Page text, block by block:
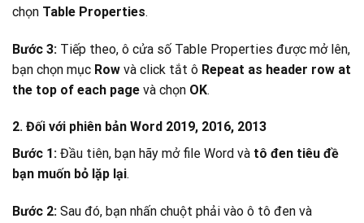
chọn Table Properties.
Bước 3: Tiếp theo, ô cửa số Table Properties được mở lên,
bạn chọn mục Row và click tắt ô Repeat as header row at
the top of each page và chọn OK.
2. Đối với phiên bản Word 2019, 2016, 2013
Bước 1: Đầu tiên, bạn hãy mở file Word và tô đen tiêu đề
bạn muốn bỏ lặp lại.
Bước 2: Sau đó, bạn nhấn chuột phải vào ô tô đen và